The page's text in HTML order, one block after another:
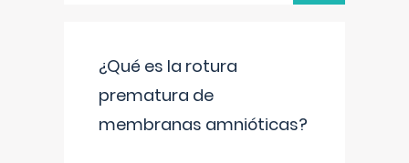
¿Qué es la rotura
prematura de
membranas amnióticas?